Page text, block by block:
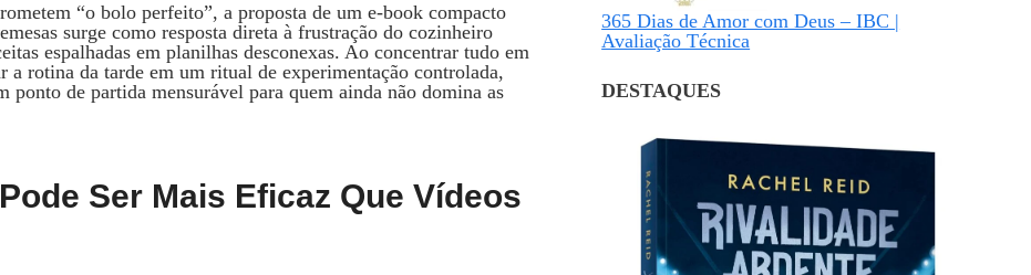
“o bolo perfeito”, a proposta de um e‑book compacto
surge como resposta direta à frustração do cozinheiro
espalhadas em planilhas desconexas. Ao concentrar tudo em
rotina da tarde em um ritual de experimentação controlada,
ponto de partida mensurável para quem ainda não domina as
Ser Mais Eficaz Que Vídeos
365 Dias de Amor com Deus – IBC |
Avaliação Técnica
DESTAQUES